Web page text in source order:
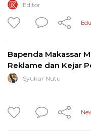
Editor
Bapenda Makassar
Reklame dan Kejar
Syukur Nutu